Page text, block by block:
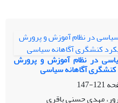
در نظام آموزش و پرورش
کنشگری آگاهانه سیاسی
121-147
مهدی حسنی باقری